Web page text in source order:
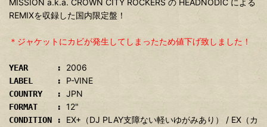
MISSION a.k.a. CROWN CITY ROCKERS の HEADNODIC による
REMIXを収録した国内限定盤！
＊ジャケットにカビが発生してしまったため値下げ致しました！
YEAR : 2006
LABEL : P-VINE
COUNTRY : JPN
FORMAT : 12"
CONDITION : EX+（DJ PLAY支障ない軽いゆがみあり） / EX（カ